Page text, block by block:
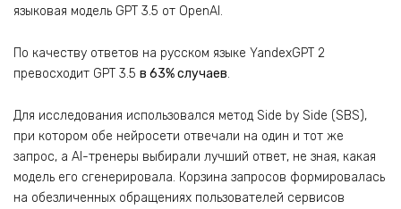
языковая модель GPT 3.5 от OpenAI.
По качеству ответов на русском языке YandexGPT 2
превосходит GPT 3.5 в 63% случаев.
Для исследования использовался метод Side by Side (SBS),
при котором обе нейросети отвечали на один и тот же
запрос, а AI-тренеры выбирали лучший ответ, не зная, какая
модель его сгенерировала. Корзина запросов формировалась
на обезличенных обращениях пользователей сервисов